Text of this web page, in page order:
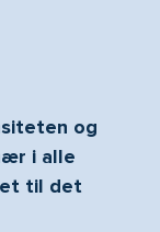
og
i alle
til det